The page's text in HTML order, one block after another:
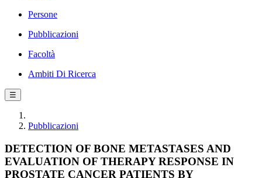
Persone
Pubblicazioni
Facoltà
Ambiti Di Ricerca
☰
Pubblicazioni
DETECTION OF BONE METASTASES AND
EVALUATION OF THERAPY RESPONSE IN
PROSTATE CANCER PATIENTS BY